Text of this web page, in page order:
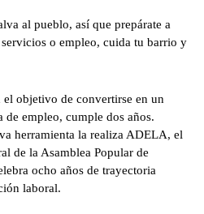
al pueblo, así que prepárate a
o empleo, cuida tu barrio y
objetivo de convertirse en un
de empleo, cumple dos años.
herramienta la realiza ADELA, el
de la Asamblea Popular de
ocho años de trayectoria
laboral.